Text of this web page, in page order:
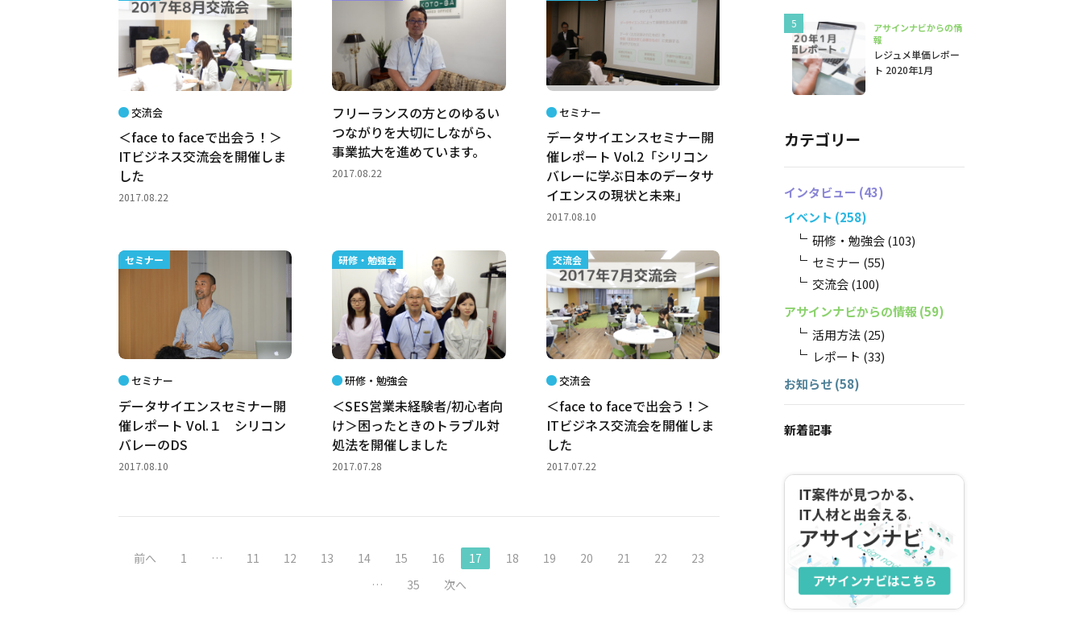
交流会
＜face to faceで出会う！＞
ITビジネス交流会を開催しま
した
2017.08.22
フリーランスの方とのゆるい
つながりを大切にしながら、
事業拡大を進めています。
2017.08.22
セミナー
データサイエンスセミナー開
催レポート Vol.2「シリコン
バレーに学ぶ日本のデータサ
イエンスの現状と未来」
2017.08.10
セミナー
セミナー
データサイエンスセミナー開
催レポート Vol.１ シリコン
バレーのDS
2017.08.10
研修・勉強会
研修・勉強会
＜SES営業未経験者/初心者向
け＞困ったときのトラブル対
処法を開催しました
2017.07.28
交流会
交流会
＜face to faceで出会う！＞
ITビジネス交流会を開催しま
した
2017.07.22
前へ 1 … 11 12 13 14 15 16 17 18 19 20 21 22
23
…
35 次へ
アサインナビからの情
報
レジュメ単価レポー
ト 2020年1月
カテゴリー
インタビュー (43)
イベント (258)
研修・勉強会(103)
セミナー (55)
交流会(100)
アサインナビからの情報(59)
活用方法(25)
レポート (33)
お知らせ(58)
新着記事